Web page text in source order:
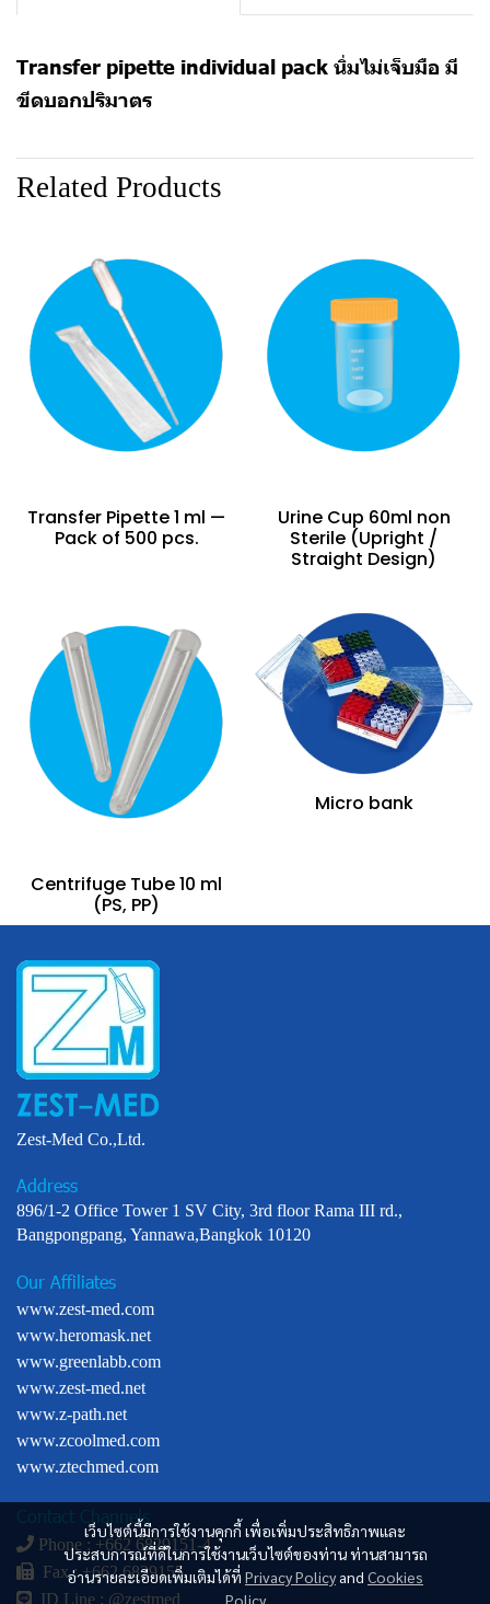
Transfer pipette individual pack นิ่มไม่เจ็บมือ มี
ขีดบอกปริมาตร
Related Products
Transfer Pipette 1 ml —
Pack of 500 pcs.
Urine Cup 60ml non
Sterile (Upright /
Straight Design)
Centrifuge Tube 10 ml
(PS, PP)
Micro bank
เว็บไซต์นี้มีการใช้งานคุกกี้ เพื่อเพิ่มประสิทธิภาพและ
ประสบการณ์ที่ดีในการใช้งานเว็บไซต์ของท่าน ท่านสามารถ
อ่านรายละเอียดเพิ่มเติมได้ที่ Privacy Policy and Cookies
Policy
Zest-Med Co.,Ltd.
Address
896/1-2 Office Tower 1 SV City, 3rd floor Rama III rd.,
Bangpongpang, Yannawa,Bangkok 10120
Our Affiliates
www.zest-med.com
www.heromask.net
www.greenlabb.com
www.zest-med.net
www.z-path.net
www.zcoolmed.com
www.ztechmed.com
Contact Channels
Phone : +662 6829151-4
Fax : +662 6829155
ID Line : @zestmed